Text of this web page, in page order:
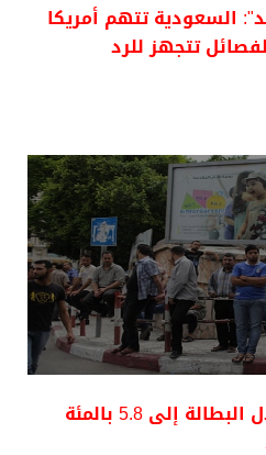
السعودية تتهم أمريكا
تتجهز للرد
جهاز الإحصاء: تراجع معدل البطالة إلى 5.8 بالمئة